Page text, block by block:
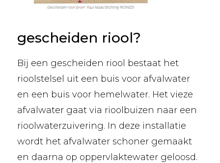
gescheiden riool?
Bij een gescheiden riool bestaat het
rioolstelsel uit een buis voor afvalwater
en een buis voor hemelwater. Het vieze
afvalwater gaat via rioolbuizen naar een
rioolwaterzuivering. In deze installatie
wordt het afvalwater schoner gemaakt
en daarna op oppervlaktewater geloosd.